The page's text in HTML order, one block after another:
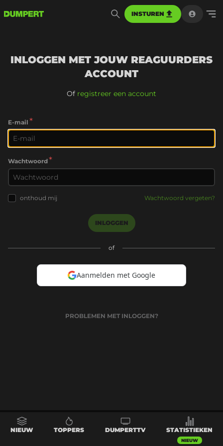
INSTUREN
INLOGGEN MET JOUW REAGUURDERS
ACCOUNT
Of registreer een account
E-mail *
Wachtwoord*
onthoud mij Wachtwoord vergeten?
INLOGGEN
of
Aanmelden met Google
PROBLEMEN MET INLOGGEN?
NIEUW TOPPERS DUMPERTTV STATISTIEKEN
NIEUW